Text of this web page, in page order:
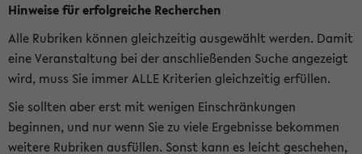
Hinweise für erfolgreiche Recherchen
Alle Rubriken können gleichzeitig ausgewählt werden. Damit
eine Veranstaltung bei der anschließenden Suche angezeigt
wird, muss Sie immer ALLE Kriterien gleichzeitig erfüllen.
Sie sollten aber erst mit wenigen Einschränkungen
beginnen, und nur wenn Sie zu viele Ergebnisse bekommen
weitere Rubriken ausfüllen. Sonst kann es leicht geschehen,